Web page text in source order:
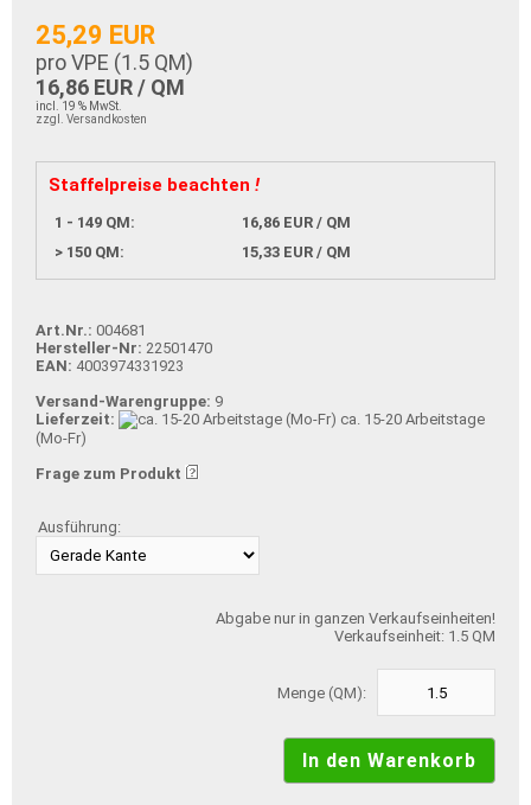
25,29 EUR
pro VPE (1.5 QM)
16,86 EUR / QM
incl. 19 % MwSt.
zzgl. Versandkosten
Staffelpreise beachten !
1 - 149 QM:
16,86 EUR / QM
> 150 QM:
15,33 EUR / QM
Art.Nr.: 004681
Hersteller-Nr: 22501470
EAN: 4003974331923
Versand-Warengruppe: 9
Lieferzeit:
ca. 15-20 Arbeitstage
(Mo-Fr)
Frage zum Produkt
Ausführung:
Abgabe nur in ganzen Verkaufseinheiten!
Verkaufseinheit: 1.5 QM
Menge (QM):